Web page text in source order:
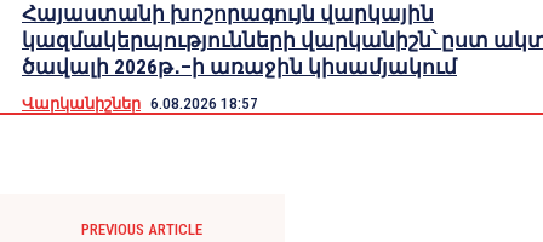
Հայաստանի խոշորագույն վարկային
կազմակերպությունների վարկանիշն՝ ըստ
ծավալի 2026թ․–ի առաջին կիսամյակում
Վարկանիշներ 6.08.2026 18:57
PREVIOUS ARTICLE